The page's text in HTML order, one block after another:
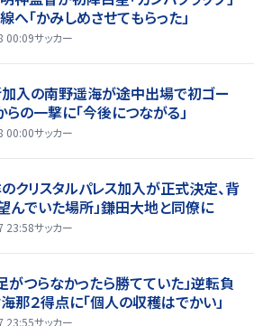
へ「かみしめさせてもらった」
00:09サッカー
加入の南野遥海が途中出場で初ゴー
らの一撃に「今後につながる」
00:00サッカー
クリスタルパレス加入が正式決定、背
んでいた場所」鎌田大地と同僚に
23:58サッカー
足がつらなかったら勝てていた」逆転負
那２得点に「個人の収穫はでかい」
23:55サッカー